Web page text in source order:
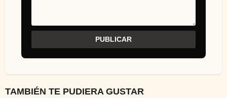
TAMBIÉN TE PUDIERA GUSTAR